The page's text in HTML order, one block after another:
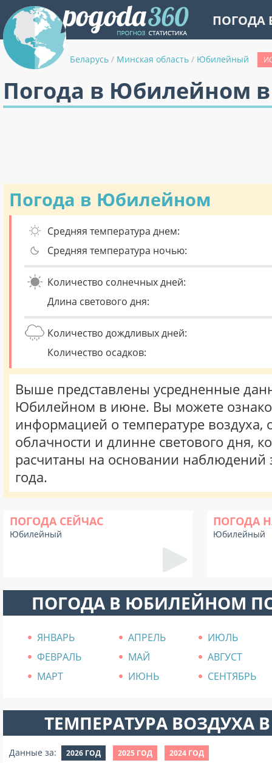
ПОГОДА
Беларусь / Минская область / Юбилейный
Погода в Юбилейном
Погода в Юбилейном
Средняя температура днем:
Средняя температура ночью:
Количество солнечных дней:
Длина светового дня:
Количество дождливых дней:
Количество осадков:
Выше представлены усредненные
Юбилейном в июне. Вы можете
информацией о температуре воздуха,
облачности и длинне светового дня,
расчитаны на основании наблюдений
года.
ПОГОДА СЕЙЧАС
Юбилейный
ПОГОДА
Юбилейный
ПОГОДА В ЮБИЛЕЙНОМ
ЯНВАРЬ АПРЕЛЬ
ИЮЛЬ
ФЕВРАЛЬ
МАЙ
АВГУСТ
МАРТ
ИЮНЬ СЕНТЯБРЬ
ТЕМПЕРАТУРА ВОЗДУХА
Данные за: 2026 ГОД 2025 ГОД 2024 ГОД